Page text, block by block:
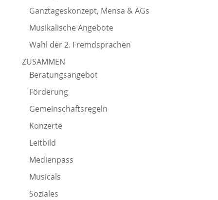
Ganztageskonzept, Mensa & AGs
Musikalische Angebote
Wahl der 2. Fremdsprachen
ZUSAMMEN
Beratungsangebot
Förderung
Gemeinschaftsregeln
Konzerte
Leitbild
Medienpass
Musicals
Soziales